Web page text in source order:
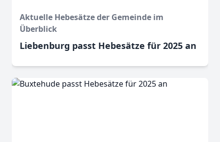
Aktuelle Hebesätze der Gemeinde im
Überblick
Liebenburg passt Hebesätze für 2025 an